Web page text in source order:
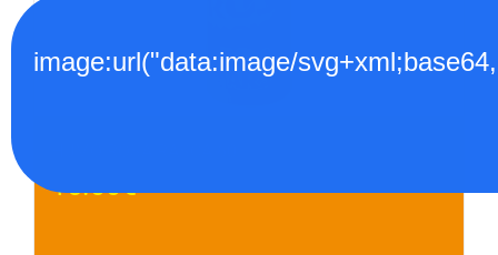
15.00€
image:url("data:image/